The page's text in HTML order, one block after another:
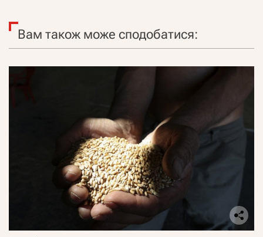
Вам також може сподобатися: